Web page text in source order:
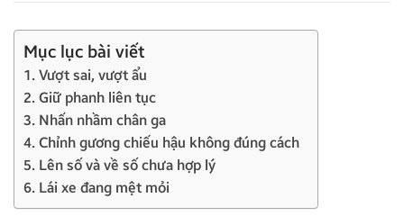
Mục lục bài viết
1. Vượt sai, vượt ẩu
2. Giữ phanh liên tục
3. Nhấn nhầm chân ga
4. Chỉnh gương chiếu hậu không đúng cách
5. Lên số và về số chưa hợp lý
6. Lái xe đang mệt mỏi